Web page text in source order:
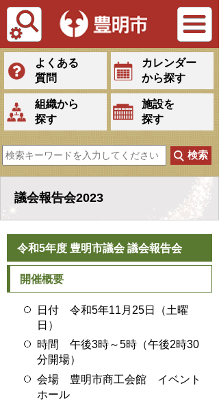
Tiếng Việt
よくある
質問
カレンダー
から探す
組織から
探す
施設を
探す
議会報告会2023
令和5年度 豊明市議会 議会報告会
開催概要
日付 令和5年11月25日（土曜
日）
時間 午後3時～5時（午後2時30
分開場）
会場 豊明市商工会館 イベント
ホール